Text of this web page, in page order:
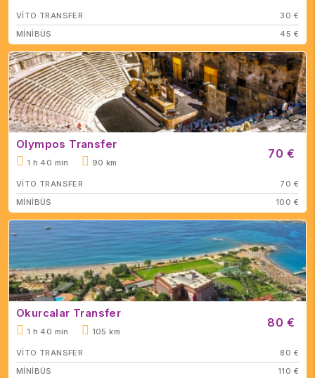
VİTO TRANSFER
30 €
MİNİBÜS
45 €
Olympos Transfer
1 h 40 min 90 km
70 €
VİTO TRANSFER
70 €
MİNİBÜS
100 €
Okurcalar Transfer
1 h 40 min 105 km
80 €
VİTO TRANSFER
80 €
MİNİBÜS
110 €